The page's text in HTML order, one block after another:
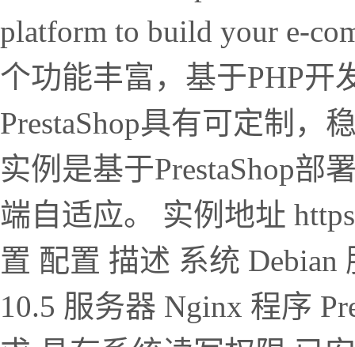
platform to build your e-
个功能丰富，基于PHP开
PrestaShop具有可定制，
实例是基于PrestaShop部
端自适应。 实例地址
置 配置 描述 系统 Debian
10.5 服务器 Nginx 程序